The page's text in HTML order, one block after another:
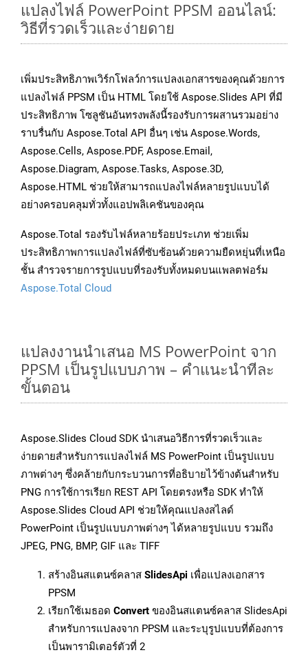
แปลงไฟล์ PowerPoint PPSM ออนไลน์:
วิธีที่รวดเร็วและง่ายดาย
เพิ่มประสิทธิภาพเวิร์กโฟลว์การแปลงเอกสารของคุณด้วยการ
แปลงไฟล์ PPSM เป็น HTML โดยใช้ Aspose.Slides API ที่มี
ประสิทธิภาพ โซลูชันอันทรงพลังนี้รองรับการผสานรวมอย่าง
ราบรื่นกับ Aspose.Total API อื่นๆ เช่น Aspose.Words,
Aspose.Cells, Aspose.PDF, Aspose.Email,
Aspose.Diagram, Aspose.Tasks, Aspose.3D,
Aspose.HTML ช่วยให้สามารถแปลงไฟล์หลายรูปแบบได้
อย่างครอบคลุมทั่วทั้งแอปพลิเคชันของคุณ
Aspose.Total รองรับไฟล์หลายร้อยประเภท ช่วยเพิ่ม
ประสิทธิภาพการแปลงไฟล์ที่ซับซ้อนด้วยความยืดหยุ่นที่เหนือ
ชั้น สำรวจรายการรูปแบบที่รองรับทั้งหมดบนแพลตฟอร์ม
Aspose.Total Cloud
แปลงงานนำเสนอ MS PowerPoint จาก
PPSM เป็นรูปแบบภาพ – คำแนะนำทีละ
ขั้นตอน
Aspose.Slides Cloud SDK นำเสนอวิธีการที่รวดเร็วและ
ง่ายดายสำหรับการแปลงไฟล์ MS PowerPoint เป็นรูปแบบ
ภาพต่างๆ ซึ่งคล้ายกับกระบวนการที่อธิบายไว้ข้างต้นสำหรับ
PNG การใช้การเรียก REST API โดยตรงหรือ SDK ทำให้
Aspose.Slides Cloud API ช่วยให้คุณแปลงสไลด์
PowerPoint เป็นรูปแบบภาพต่างๆ ได้หลายรูปแบบ รวมถึง
JPEG, PNG, BMP, GIF และ TIFF
สร้างอินสแตนซ์คลาส SlidesApi เพื่อแปลงเอกสาร
PPSM
เรียกใช้เมธอด Convert ของอินสแตนซ์คลาส SlidesApi
สำหรับการแปลงจาก PPSM และระบุรูปแบบที่ต้องการ
เป็นพารามิเตอร์ตัวที่ 2